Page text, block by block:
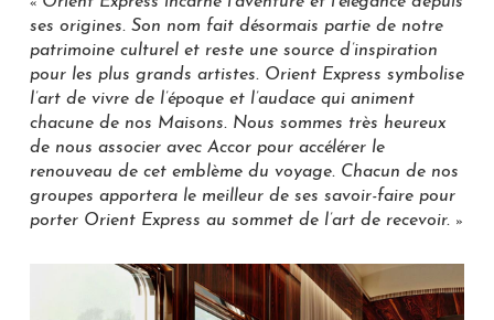
«
ses origines. Son nom fait désormais partie de notre
patrimoine culturel et reste une source d’inspiration
pour les plus grands artistes. Orient Express symbolise
l’art de vivre de l’époque et l’audace qui animent
chacune de nos Maisons. Nous sommes très heureux
de nous associer avec Accor pour accélérer le
renouveau de cet emblème du voyage. Chacun de nos
groupes apportera le meilleur de ses savoir-faire pour
porter Orient Express au sommet de l’art de recevoir. »